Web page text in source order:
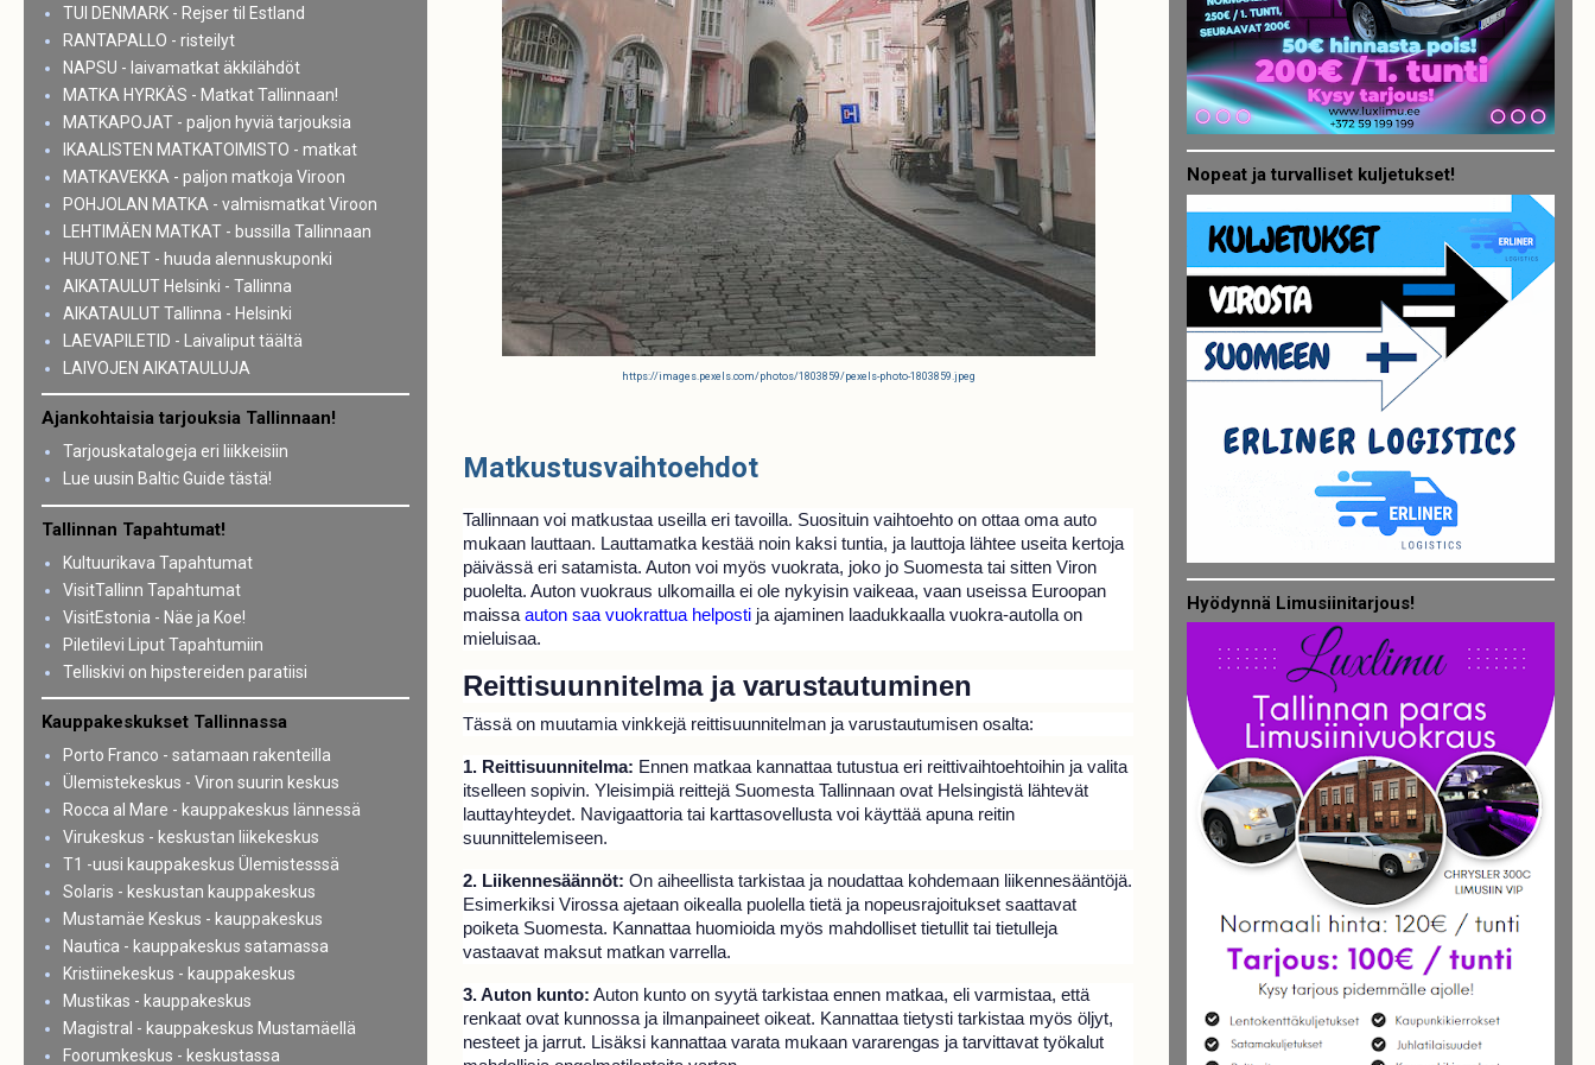
https://images.pexels.com/photos/1803859/pexels-photo-1803859.jpeg
Matkustusvaihtoehdot
Tallinnaan voi matkustaa useilla eri tavoilla. Suosituin vaihtoehto on ottaa oma auto
mukaan lauttaan. Lauttamatka kestää noin kaksi tuntia, ja lauttoja lähtee useita kertoja
päivässä eri satamista. Auton voi myös vuokrata, joko jo Suomesta tai sitten Viron
puolelta. Auton vuokraus ulkomailla ei ole nykyisin vaikeaa, vaan useissa Euroopan
maissa auton saa vuokrattua helposti ja ajaminen laadukkaalla vuokra-autolla on
mieluisaa.
Reittisuunnitelma ja varustautuminen
Tässä on muutamia vinkkejä reittisuunnitelman ja varustautumisen osalta:
1. Reittisuunnitelma: Ennen matkaa kannattaa tutustua eri reittivaihtoehtoihin ja valita
itselleen sopivin. Yleisimpiä reittejä Suomesta Tallinnaan ovat Helsingistä lähtevät
lauttayhteydet. Navigaattoria tai karttasovellusta voi käyttää apuna reitin
suunnittelemiseen.
2. Liikennesäännöt: On aiheellista tarkistaa ja noudattaa kohdemaan liikennesääntöjä.
Esimerkiksi Virossa ajetaan oikealla puolella tietä ja nopeusrajoitukset saattavat
poiketa Suomesta. Kannattaa huomioida myös mahdolliset tietullit tai tietulleja
vastaavat maksut matkan varrella.
3. Auton kunto: Auton kunto on syytä tarkistaa ennen matkaa, eli varmistaa, että
renkaat ovat kunnossa ja ilmanpaineet oikeat. Kannattaa tietysti tarkistaa myös öljyt,
nesteet ja jarrut. Lisäksi kannattaa varata mukaan vararengas ja tarvittavat työkalut
TUI DENMARK - Rejser til Estland
RANTAPALLO - risteilyt
NAPSU - laivamatkat äkkilähdöt
MATKA HYRKÄS - Matkat Tallinnaan!
MATKAPOJAT - paljon hyviä tarjouksia
IKAALISTEN MATKATOIMISTO - matkat
MATKAVEKKA - paljon matkoja Viroon
POHJOLAN MATKA - valmismatkat Viroon
LEHTIMÄEN MATKAT - bussilla Tallinnaan
HUUTO.NET - huuda alennuskuponki
AIKATAULUT Helsinki - Tallinna
AIKATAULUT Tallinna - Helsinki
LAEVAPILETID - Laivaliput täältä
LAIVOJEN AIKATAULUJA
Ajankohtaisia tarjouksia Tallinnaan!
Tarjouskatalogeja eri liikkeisiin
Lue uusin Baltic Guide tästä!
Tallinnan Tapahtumat!
Kultuurikava Tapahtumat
VisitTallinn Tapahtumat
VisitEstonia - Näe ja Koe!
Piletilevi Liput Tapahtumiin
Telliskivi on hipstereiden paratiisi
Kauppakeskukset Tallinnassa
Porto Franco - satamaan rakenteilla
Ülemistekeskus - Viron suurin keskus
Rocca al Mare - kauppakeskus lännessä
Virukeskus - keskustan liikekeskus
T1 -uusi kauppakeskus Ülemistesssä
Solaris - keskustan kauppakeskus
Mustamäe Keskus - kauppakeskus
Nautica - kauppakeskus satamassa
Kristiinekeskus - kauppakeskus
Mustikas - kauppakeskus
Magistral - kauppakeskus Mustamäellä
Foorumkeskus - keskustassa
Nopeat ja turvalliset kuljetukset!
Hyödynnä Limusiinitarjous!